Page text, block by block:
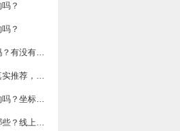
？
？
有人知道外贸英语口语培训机构哪家好吗？有没有排行榜参考一下？最好说下费用
苏州成人英语口语培训机构哪家好？求真实推荐，广告勿扰，谢谢！
重庆成人英语培训机构哪家好？有推荐的吗？坐标重庆，目前在解放碑一家外贸公司做跟单
目前比较热门的商务英语培训机构都有哪些？线上好吗？还是线下呢？